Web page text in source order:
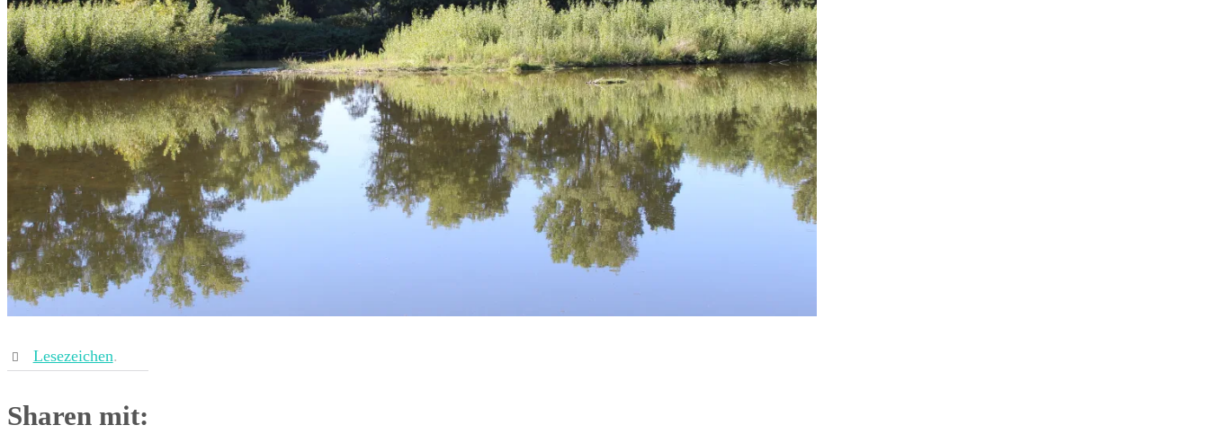
Lesezeichen.
Sharen mit: